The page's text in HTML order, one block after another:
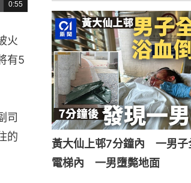
總
共
0:55
火
有5
司
的
黃大仙上邨7分鐘內 一男子
電梯內 一男墮斃地面